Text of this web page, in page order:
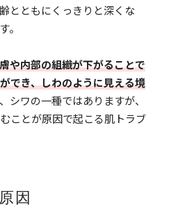
とともにくっきりと深くな
。
や内部の組織が下がることで
でき、しわのように見える境
シワの一種ではありますが、
ことが原因で起こる肌トラブ
因